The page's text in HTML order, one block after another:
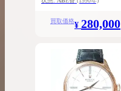
買取価格¥ 280,000